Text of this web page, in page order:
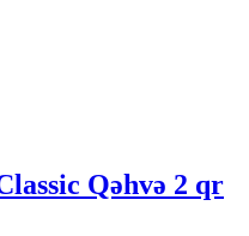
Qəhvə 2 qr